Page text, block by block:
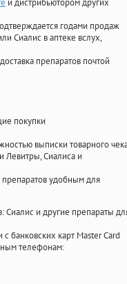
и дистрибьютором других
годами продаж
Сиалис в аптеке вслух,
препаратов почтой
покупки
выписки товарного
Левитры, Сиалиса и
удобным для
Сиалис и другие препараты
банковских карт Master Card
телефонам: